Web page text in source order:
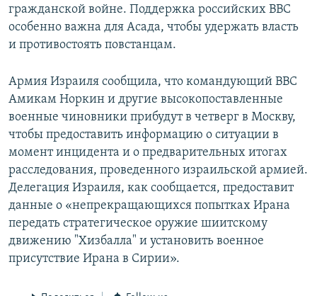
гражданской войне. Поддержка российских ВВС
особенно важна для Асада, чтобы удержать власть
и противостоять повстанцам.
Армия Израиля сообщила, что командующий ВВС
Амикам Норкин и другие высокопоставленные
военные чиновники прибудут в четверг в Москву,
чтобы предоставить информацию о ситуации в
момент инцидента и о предварительных итогах
расследования, проведенного израильской армией.
Делегация Израиля, как сообщается, предоставит
данные о «непрекращающихся попытках Ирана
передать стратегическое оружие шиитскому
движению "Хизбалла" и установить военное
присутствие Ирана в Сирии».